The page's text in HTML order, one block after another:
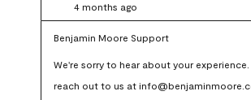
4 months ago
Benjamin Moore Support
We're sorry to hear about your experience.
reach out to us at